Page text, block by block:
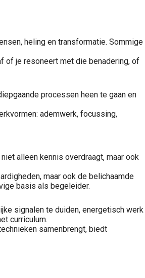
heling en transformatie. Sommige
of je resoneert met die benadering, of
processen heen te gaan en
ademwerk, focussing,
alleen kennis overdraagt, maar ook
maar ook de belichaamde
basis als begeleider.
signalen te duiden, energetisch werk
curriculum.
samenbrengt, biedt